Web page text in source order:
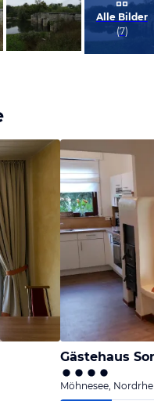
Alle Bilder
(7)
Gästehaus
Möhnesee,